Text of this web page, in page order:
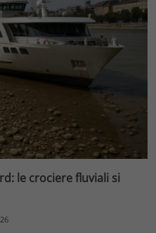
le crociere fluviali si